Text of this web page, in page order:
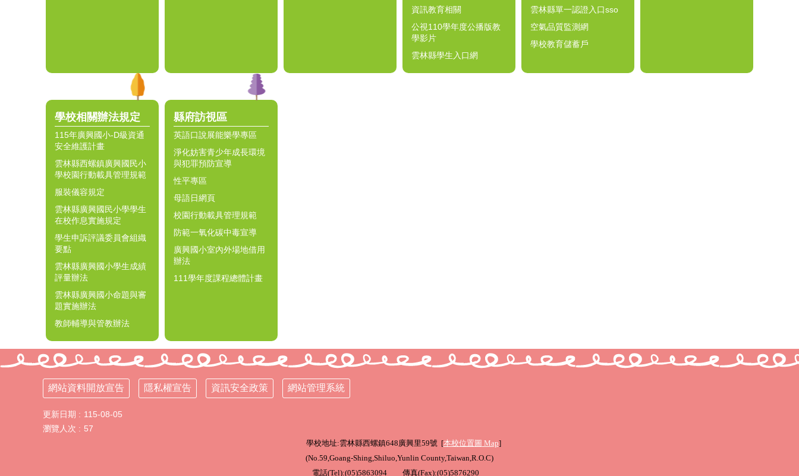
資訊教育相關
公視110學年度公播版教
學影片
雲林縣學生入口網
雲林縣單一認證入口sso
空氣品質監測網
學校教育儲蓄戶
學校相關辦法規定
115年廣興國小-D級資通
安全維護計畫
雲林縣西螺鎮廣興國民小
學校園行動載具管理規範
服裝儀容規定
雲林縣廣興國民小學學生
在校作息實施規定
學生申訴評議委員會組織
要點
雲林縣廣興國小學生成績
評量辦法
雲林縣廣興國小命題與審
題實施辦法
教師輔導與管教辦法
縣府訪視區
英語口說展能樂學專區
淨化妨害青少年成長環境
與犯罪預防宣導
性平專區
母語日網頁
校園行動載具管理規範
防範一氧化碳中毒宣導
廣興國小室內外場地借用
辦法
111學年度課程總體計畫
網站資料開放宣告 隱私權宣告 資訊安全政策 網站管理系統
更新日期
115-08-05
瀏覽人次
57
學校地址:雲林縣西螺鎮648廣興里59號 [本校位置圖 Map]
(No.59,Goang-Shing,Shiluo,Yunlin County,Taiwan,R.O.C)
電話(Tel):(05)5863094 傳真(Fax):(05)5876290